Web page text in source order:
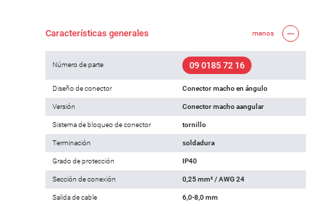
Características generales menos
Número de parte 09 0185 72 16
Diseño de conector Conector macho en ángulo
Versión Conector macho aangular
Sistema de bloqueo de conector tornillo
Terminación soldadura
Grado de protección IP40
Sección de conexión 0,25 mm² / AWG 24
Salida de cable 6,0-8,0 mm